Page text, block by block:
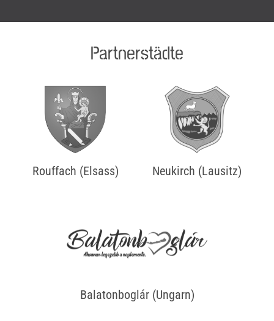
Partnerstädte
Rouffach (Elsass) Neukirch (Lausitz)
Balatonboglár (Ungarn)